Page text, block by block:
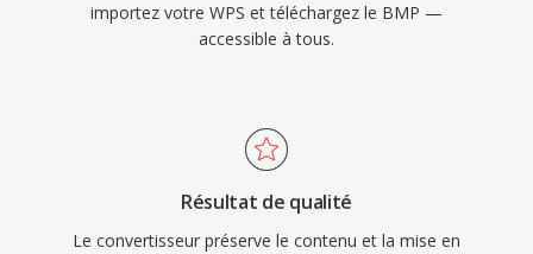
importez votre WPS et téléchargez le BMP —
accessible à tous.
Résultat de qualité
Le convertisseur préserve le contenu et la mise en